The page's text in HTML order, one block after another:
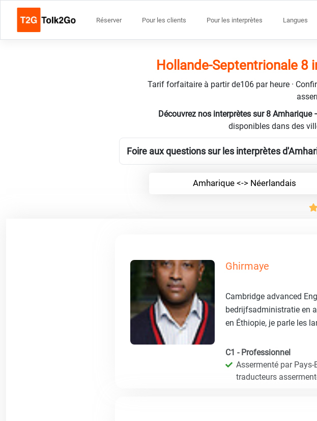
Réserver Pour les clients Pour les interprètes Langues
Hollande-Septentrionale 8
Tarif forfaitaire à partir de106 par heure ·
Découvrez nos interprètes sur 8
disponibles dans des
Foire aux questions sur les interprètes
Amharique <-> Néerlandais
Ghirmaye
Cambridge advanced
bedrijfsadministratie en
en Éthiopie, je parle les
C1 - Professionnel
Assermenté par Pays-
traducteurs